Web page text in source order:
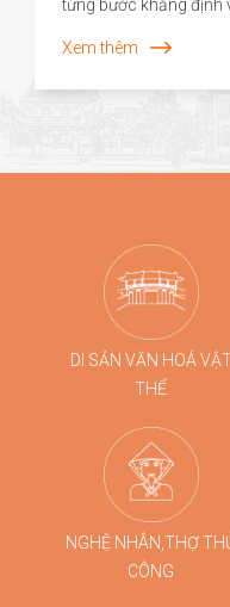
từng bước khẳng định
thức mới mẻ. Năm
chọn đồng hành
Xem thêm
DI SẢN VĂN HOÁ
THỂ
NGHỆ NHÂN,THỢ
CÔNG